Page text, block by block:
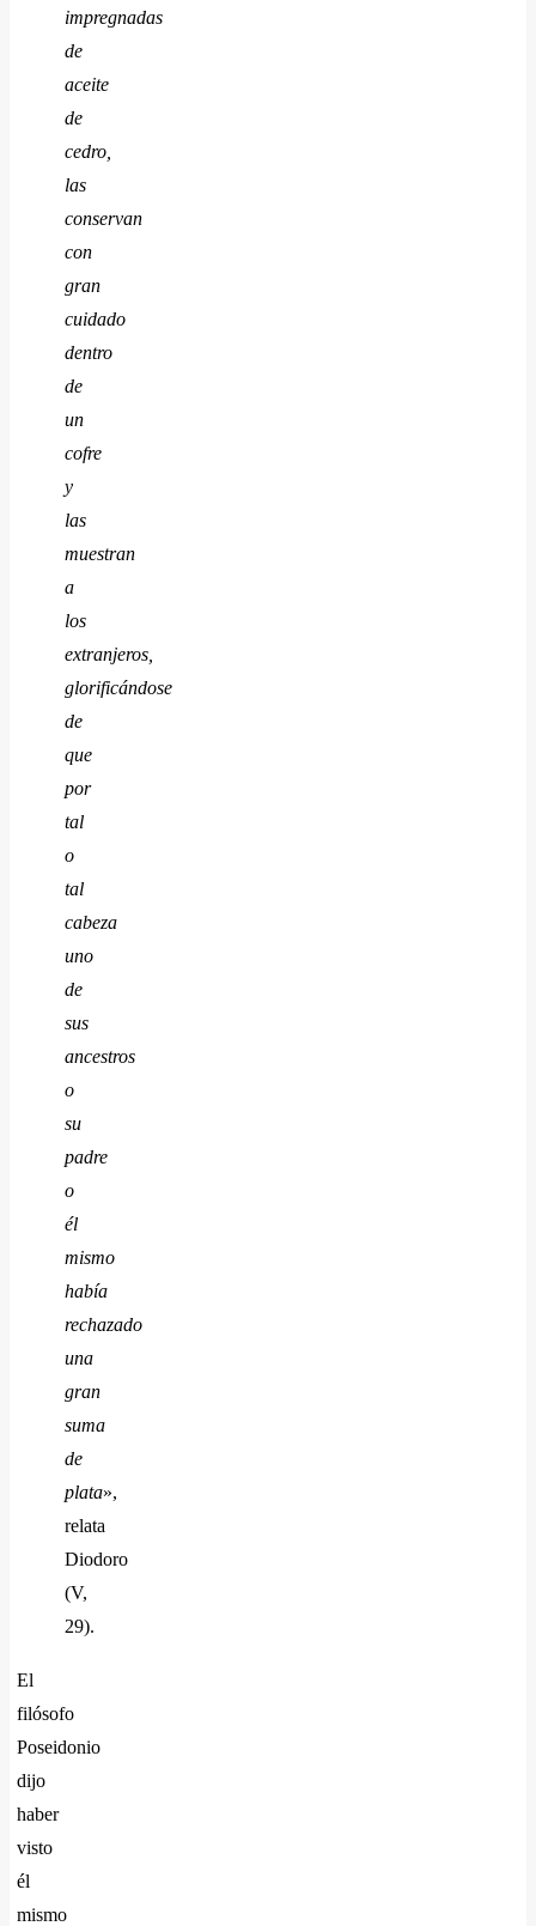
impregnadas
de
aceite
de
cedro,
las
conservan
con
gran
cuidado
dentro
de
un
cofre
y
las
muestran
a
los
extranjeros,
glorificándose
de
que
por
tal
o
tal
cabeza
uno
de
sus
ancestros
o
su
padre
o
él
mismo
había
rechazado
una
gran
suma
de
plata»,
relata
Diodoro
(V,
29).
El
filósofo
Poseidonio
dijo
haber
visto
él
mismo